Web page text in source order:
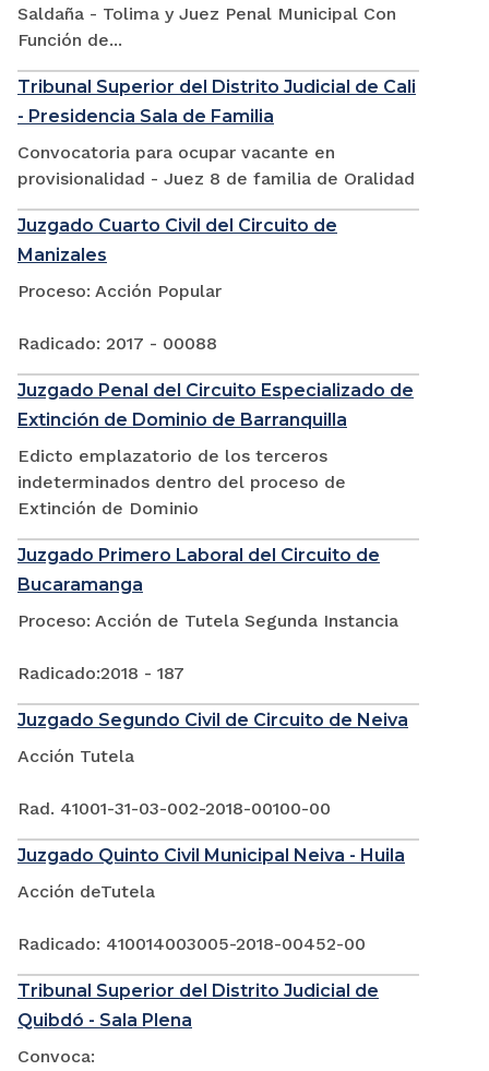
Saldaña - Tolima y Juez Penal Municipal Con
Función de...
Tribunal Superior del Distrito Judicial de Cali
- Presidencia Sala de Familia
Convocatoria para ocupar vacante en
provisionalidad - Juez 8 de familia de Oralidad
Juzgado Cuarto Civil del Circuito de
Manizales
Proceso: Acción Popular
Radicado: 2017 - 00088
Juzgado Penal del Circuito Especializado de
Extinción de Dominio de Barranquilla
Edicto emplazatorio de los terceros
indeterminados dentro del proceso de
Extinción de Dominio
Juzgado Primero Laboral del Circuito de
Bucaramanga
Proceso: Acción de Tutela Segunda Instancia
Radicado:2018 - 187
Juzgado Segundo Civil de Circuito de Neiva
Acción Tutela
Rad. 41001-31-03-002-2018-00100-00
Juzgado Quinto Civil Municipal Neiva - Huila
Acción deTutela
Radicado: 410014003005-2018-00452-00
Tribunal Superior del Distrito Judicial de
Quibdó - Sala Plena
Convoca: